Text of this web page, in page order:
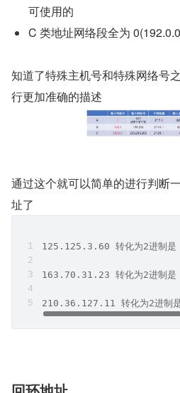
可使用的
C 类地址网络段全为
知道了特殊主机号和特殊网络号
行更加准确的描述
通过这个就可以简单的进行判断
址了
125.125.3.60 转化为2进制是
163.70.31.23 转化为2进制是
210.36.127.11 转化为2进制